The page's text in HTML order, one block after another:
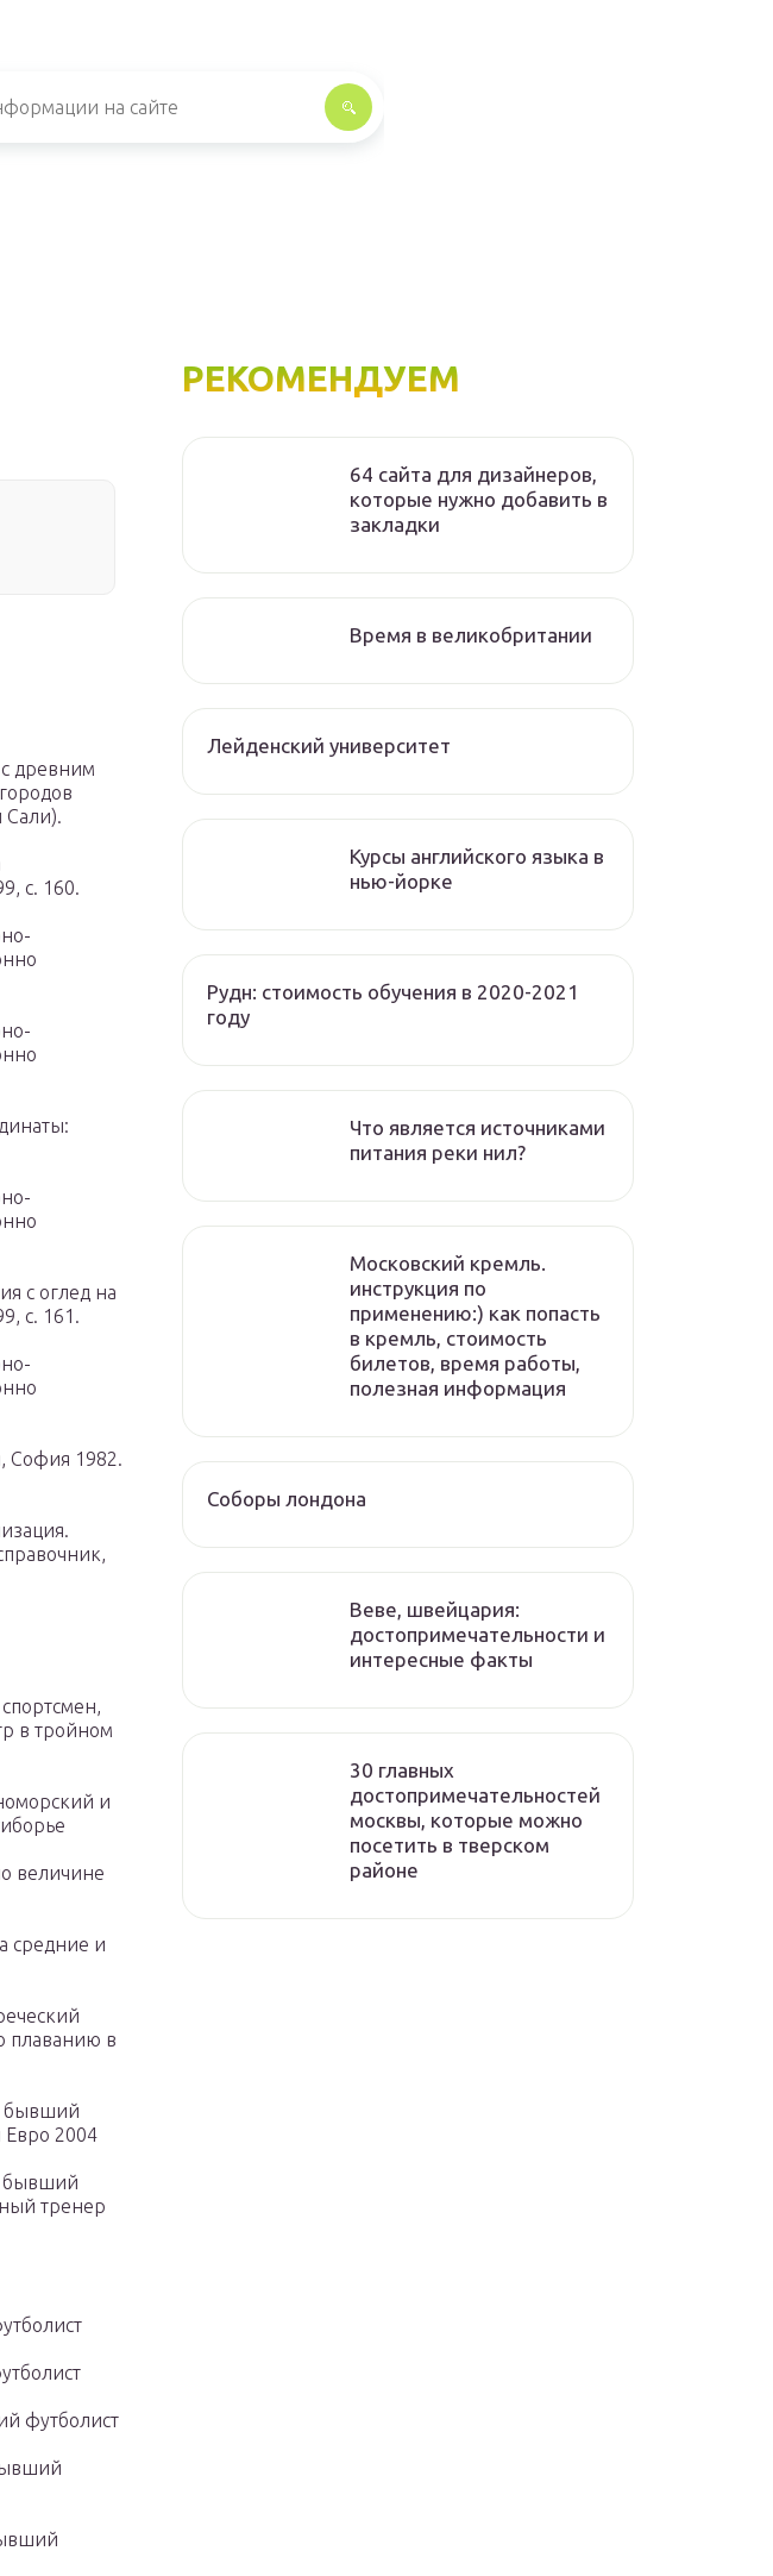
древним
с. 160.
с оглед на
с. 161.
София 1982.
в тройном
и
величине
средние и
плаванию в
бывший
2004
бывший
тренер
футболист
РЕКОМЕНДУЕМ
64 сайта для дизайнеров,
которые нужно добавить в
закладки
Время в великобритании
Лейденский университет
Курсы английского языка в
нью-йорке
Рудн: стоимость обучения в 2020-2021
году
Что является источниками
питания реки нил?
Московский кремль.
инструкция по
применению:) как попасть
в кремль, стоимость
билетов, время работы,
полезная информация
Соборы лондона
Веве, швейцария:
достопримечательности и
интересные факты
30 главных
достопримечательностей
москвы, которые можно
посетить в тверском
районе